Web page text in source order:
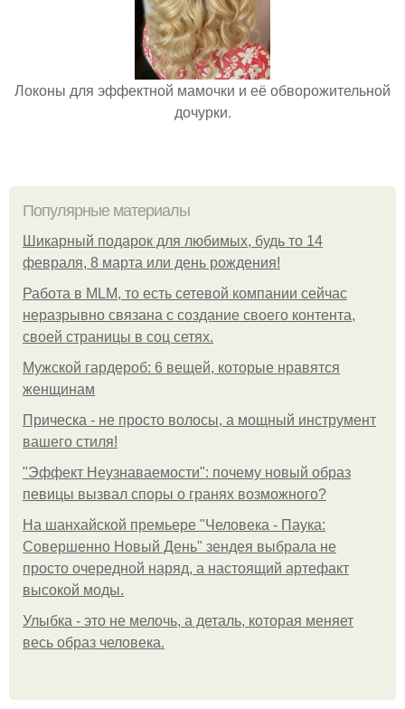
Локоны для эффектной мамочки и её обворожительной
дочурки.
Популярные материалы
Шикарный подарок для любимых, будь то 14
февраля, 8 марта или день рождения!
Работа в MLM, то есть сетевой компании сейчас
неразрывно связана с создание своего контента,
своей страницы в соц сетях.
Мужской гардероб: 6 вещей, которые нравятся
женщинам
Прическа - не просто волосы, а мощный инструмент
вашего стиля!
"Эффект Неузнаваемости": почему новый образ
певицы вызвал споры о гранях возможного?
На шанхайской премьере "Человека - Паука:
Совершенно Новый День" зендея выбрала не
просто очередной наряд, а настоящий артефакт
высокой моды.
Улыбка - это не мелочь, а деталь, которая меняет
весь образ человека.